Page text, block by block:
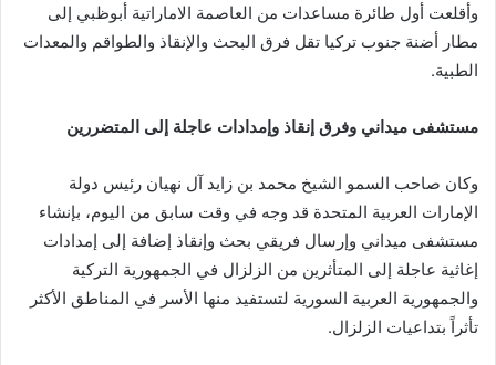
وأقلعت أول طائرة مساعدات من العاصمة الاماراتية أبوظبي إلى
مطار أضنة جنوب تركيا تقل فرق البحث والإنقاذ والطواقم والمعدات
الطبية.
مستشفى ميداني وفرق إنقاذ وإمدادات عاجلة إلى المتضررين
وكان صاحب السمو الشيخ محمد بن زايد آل نهيان رئيس دولة
الإمارات العربية المتحدة قد وجه في وقت سابق من اليوم، بإنشاء
مستشفى ميداني وإرسال فريقي بحث وإنقاذ إضافة إلى إمدادات
إغاثية عاجلة إلى المتأثرين من الزلزال في الجمهورية التركية
والجمهورية العربية السورية لتستفيد منها الأسر في المناطق الأكثر
تأثراً بتداعيات الزلزال.